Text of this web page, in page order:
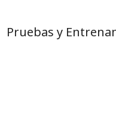
Pruebas y